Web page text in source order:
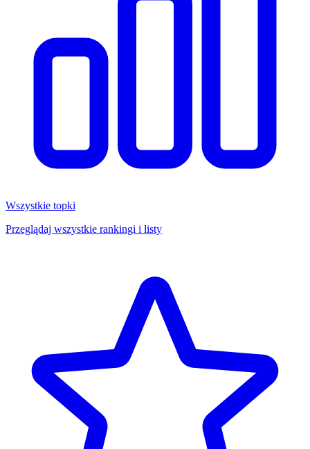
Wszystkie topki
Przeglądaj wszystkie rankingi i listy